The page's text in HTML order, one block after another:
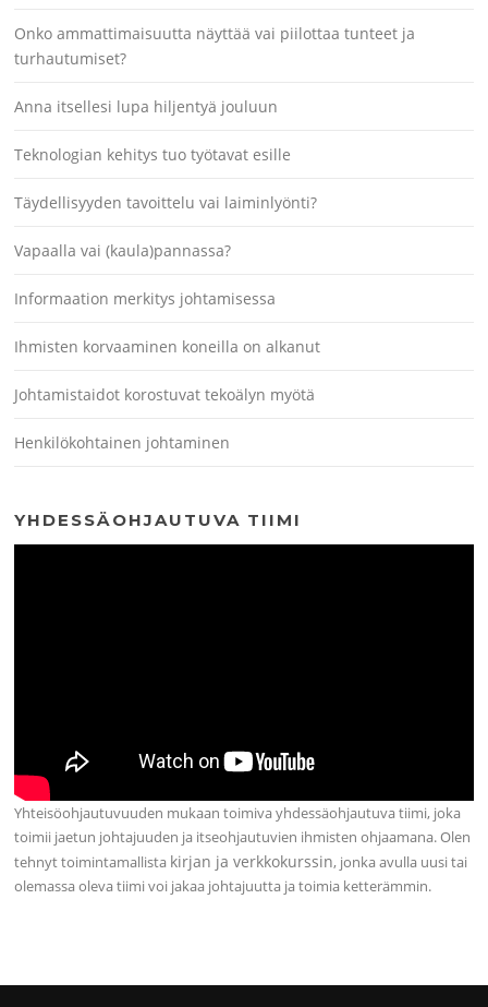
Onko ammattimaisuutta näyttää vai piilottaa tunteet ja
turhautumiset?
Anna itsellesi lupa hiljentyä jouluun
Teknologian kehitys tuo työtavat esille
Täydellisyyden tavoittelu vai laiminlyönti?
Vapaalla vai (kaula)pannassa?
Informaation merkitys johtamisessa
Ihmisten korvaaminen koneilla on alkanut
Johtamistaidot korostuvat tekoälyn myötä
Henkilökohtainen johtaminen
YHDESSÄOHJAUTUVA TIIMI
Yhteisöohjautuvuuden mukaan toimiva yhdessäohjautuva tiimi, joka
toimii jaetun johtajuuden ja itseohjautuvien ihmisten ohjaamana. Olen
tehnyt toimintamallista kirjan ja verkkokurssin, jonka avulla uusi tai
olemassa oleva tiimi voi jakaa johtajuutta ja toimia ketterämmin.